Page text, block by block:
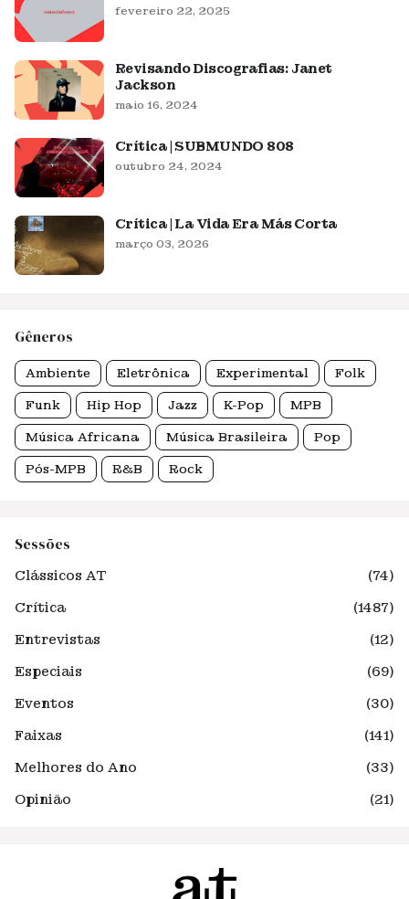
fevereiro 22, 2025
Revisando Discografias: Janet
Jackson
maio 16, 2024
Crítica | SUBMUNDO 808
outubro 24, 2024
Crítica | La Vida Era Más Corta
março 03, 2026
Gêneros
Ambiente Eletrônica Experimental Folk
Funk Hip Hop Jazz K-Pop MPB
Música Africana Música Brasileira Pop
Pós-MPB R&B Rock
Sessões
Clássicos AT
(74)
Crítica
(1487)
Entrevistas
(12)
Especiais
(69)
Eventos
(30)
Faixas
(141)
Melhores do Ano
(33)
Opinião
(21)